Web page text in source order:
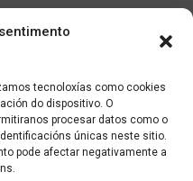
tecnoloxías como cookies
do dispositivo. O
procesar datos como o
únicas neste sitio.
pode afectar negativamente a